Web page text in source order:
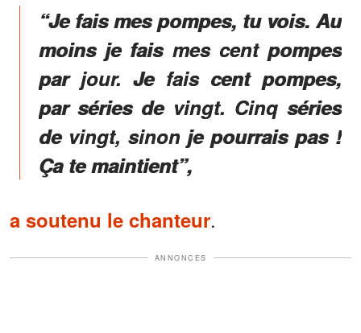
“Je fais mes pompes, tu vois. Au
moins je fais mes cent pompes
par jour. Je fais cent pompes,
par séries de vingt. Cinq séries
de vingt, sinon je pourrais pas !
Ça te maintient”,
a soutenu le chanteur.
ANNONCES